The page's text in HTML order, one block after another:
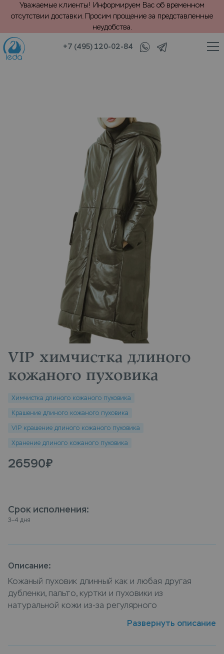
Уважаемые клиенты! Информируем Вас об временном
отсутствии доставки. Просим прощение за представленные
неудобства.
+7 (495) 120-02-84
натуральной кожи
VIP химчистка длиного
кожаного пуховика
Химчистка длиного кожаного пуховика
Крашение длиного кожаного пуховика
VIP крашение длиного кожаного пуховика
Хранение длиного кожаного пуховика
26590₽
Срок исполнения:
3–4 дня
Описание:
Кожаный пуховик длинный как и любая другая
дубленки, пальто, куртки и пуховики из
натуральной кожи из-за регулярного
соответственно ей требуется постоянный уход и
Развернуть описание